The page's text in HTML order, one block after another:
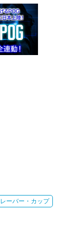
レーバー・カップ